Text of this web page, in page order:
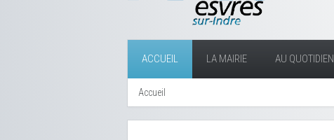
ACCUEIL LA MAIRIE AU QUOTIDIEN
Accueil